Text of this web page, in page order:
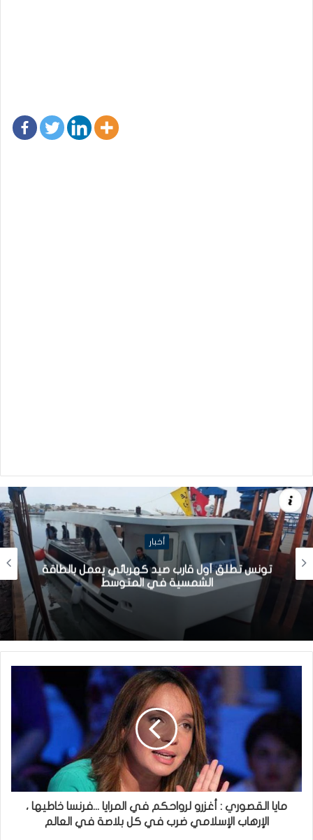
أخبار
تونس تطلق أول قارب صيد كهربائي يعمل بالطاقة
الشمسية في المتوسط
مايا القصوري : أغزرو لرواحكم في المرايا ...فرنسا خاطيها ،
الإرهاب الإسلامي ضرب في كل بلاصة في العالم